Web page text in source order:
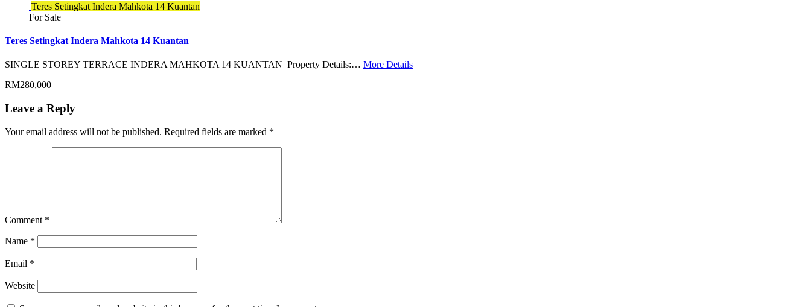
Teres Setingkat Indera Mahkota 14 Kuantan
For Sale
Teres Setingkat Indera Mahkota 14 Kuantan
SINGLE STOREY TERRACE INDERA MAHKOTA 14 KUANTAN Property Details:… More Details
RM280,000
Leave a Reply
Your email address will not be published. Required fields are marked *
Comment *
Name *
Email *
Website